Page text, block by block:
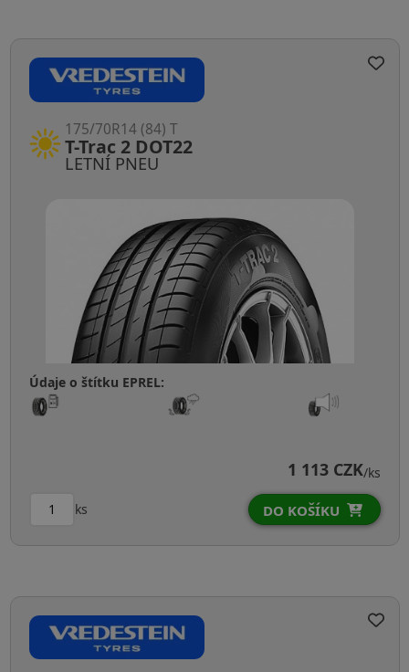
LETNÍ PNEU
T-Trac 2 DOT22
175/70R14 (84) T
Údaje o štítku EPREL:
1 113 CZK/ks
ks DO KOŠÍKU